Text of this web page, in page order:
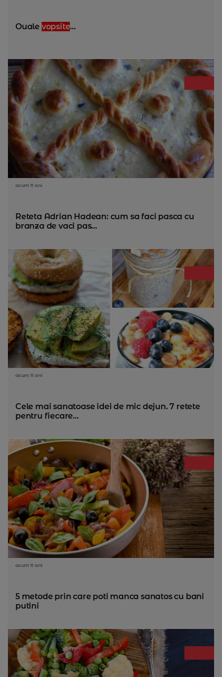
Ouale vopsite...
acum 11 ani
Reteta Adrian Hadean: cum sa faci pasca cu
branza de vaci pas...
acum 11 ani
Cele mai sanatoase idei de mic dejun. 7 retete
pentru fiecare...
acum 11 ani
5 metode prin care poti manca sanatos cu bani
putini